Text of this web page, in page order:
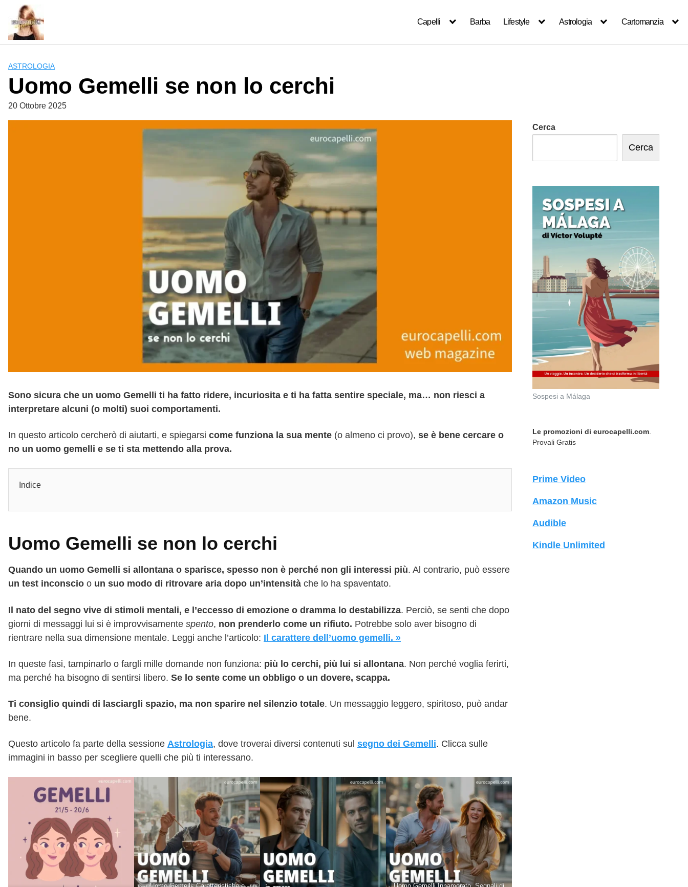
content
Capelli Barba Lifestyle Astrologia Cartomanzia
ASTROLOGIA
Uomo Gemelli se non lo cerchi
20 Ottobre 2025
Sono sicura che un uomo Gemelli ti ha fatto ridere, incuriosita e ti ha fatta sentire speciale, ma… non riesci a
interpretare alcuni (o molti) suoi comportamenti.
In questo articolo cercherò di aiutarti, e spiegarsi come funziona la sua mente (o almeno ci provo), se è bene cercare o
no un uomo gemelli e se ti sta mettendo alla prova.
Indice
Uomo Gemelli se non lo cerchi
Quando un uomo Gemelli si allontana o sparisce, spesso non è perché non gli interessi più. Al contrario, può essere
un test inconscio o un suo modo di ritrovare aria dopo un’intensità che lo ha spaventato.
Il nato del segno vive di stimoli mentali, e l’eccesso di emozione o dramma lo destabilizza. Perciò, se senti che dopo
giorni di messaggi lui si è improvvisamente spento, non prenderlo come un rifiuto. Potrebbe solo aver bisogno di
rientrare nella sua dimensione mentale. Leggi anche l’articolo: Il carattere dell’uomo gemelli. »
In queste fasi, tampinarlo o fargli mille domande non funziona: più lo cerchi, più lui si allontana. Non perché voglia ferirti,
ma perché ha bisogno di sentirsi libero. Se lo sente come un obbligo o un dovere, scappa.
Ti consiglio quindi di lasciargli spazio, ma non sparire nel silenzio totale. Un messaggio leggero, spiritoso, può andar
bene.
Questo articolo fa parte della sessione Astrologia, dove troverai diversi contenuti sul segno dei Gemelli. Clicca sulle
immagini in basso per scegliere quelli che più ti interessano.
Cerca
Cerca
Sospesi a Málaga
Le promozioni di eurocapelli.com
Provali Gratis
Prime Video
Amazon Music
Audible
Kindle Unlimited